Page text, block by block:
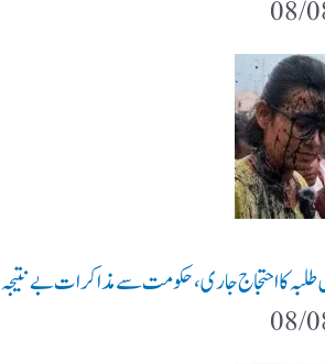
08/
طلبہ کا احتجاج جاری، حکومت سے مذاکرات بے نتیجہ
08/